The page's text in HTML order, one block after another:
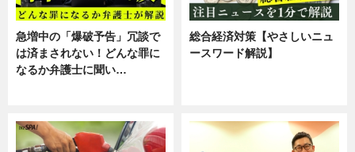
急増中の「爆破予告」冗談で
は済まされない！どんな罪に
なるか弁護士に聞い…
総合経済対策【やさしいニュ
ースワード解説】